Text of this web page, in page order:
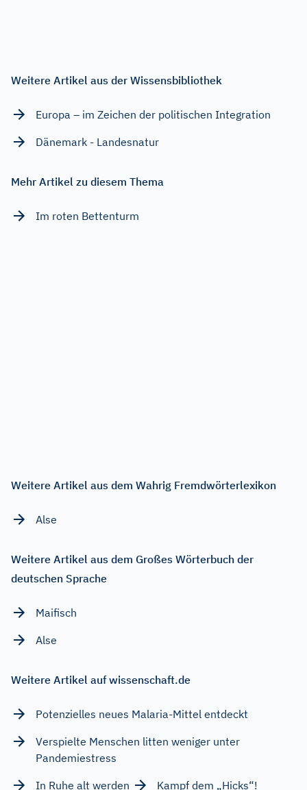
Weitere Artikel aus der Wissensbibliothek
Europa – im Zeichen der politischen Integration
Dänemark - Landesnatur
Mehr Artikel zu diesem Thema
Im roten Bettenturm
Weitere Artikel aus dem Wahrig Fremdwörterlexikon
Alse
Weitere Artikel aus dem Großes Wörterbuch der
deutschen Sprache
Maifisch
Alse
Weitere Artikel auf wissenschaft.de
Potenzielles neues Malaria-Mittel entdeckt
Verspielte Menschen litten weniger unter
Pandemiestress
In Ruhe alt werden
Kampf dem „Hicks“!